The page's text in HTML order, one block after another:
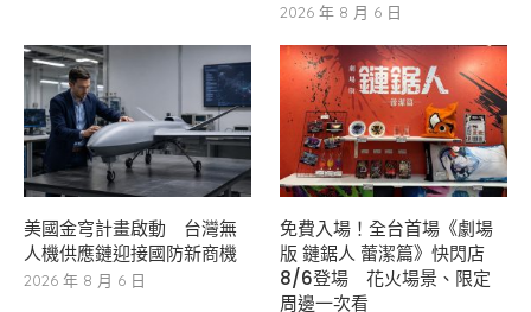
2026 年 8 月 6 日
美國金穹計畫啟動 台灣無
人機供應鏈迎接國防新商機
2026 年 8 月 6 日
免費入場！全台首場《劇場
版 鏈鋸人 蕾潔篇》快閃店
8/6登場 花火場景、限定
周邊一次看